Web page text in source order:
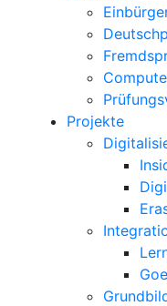
Projekte